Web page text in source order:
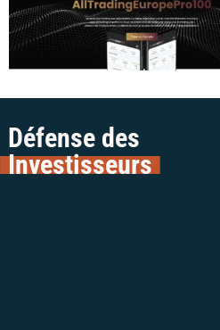
Défense des
Investisseurs